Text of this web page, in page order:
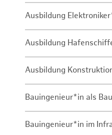
Ausbildung
Ausbildung
Ausbildung
Bauingenieur*in als
Bauingenieur*in im